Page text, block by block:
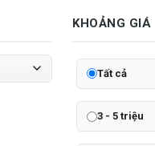
KHOẢNG GIÁ
Tất cả
3 - 5 triệu